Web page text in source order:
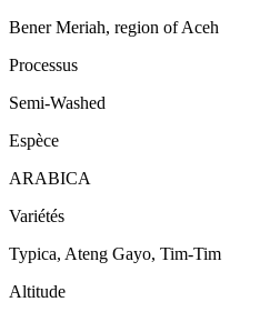
​Bener Meriah, region of Aceh
Processus
Semi-Washed
Espèce
ARABICA
Variétés
Typica, Ateng Gayo, Tim-Tim
Altitude